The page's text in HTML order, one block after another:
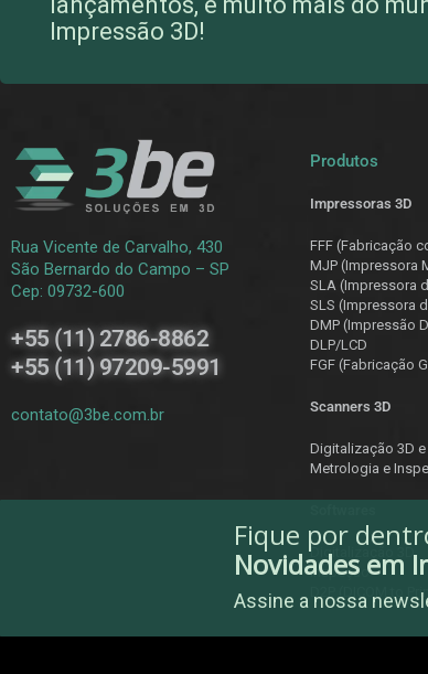
Fique por
Novidades em
Assine a nossa
Impressão 3D!
Rua Vicente de Carvalho, 430
São Bernardo do Campo – SP
Cep: 09732-600
+55 (11) 2786-8862
+55 (11) 97209-5991
contato@3be.com.br
Produtos
Impressoras 3D
FFF (Fabricação
MJP (Impressora
SLA (Impressora
SLS (Impressora
DMP (Impressão
DLP/LCD
FGF (Fabricação
Scanners 3D
Digitalização 3D e
Metrologia e
Digitalização 3D
Inspeção
D2P (DICOM to